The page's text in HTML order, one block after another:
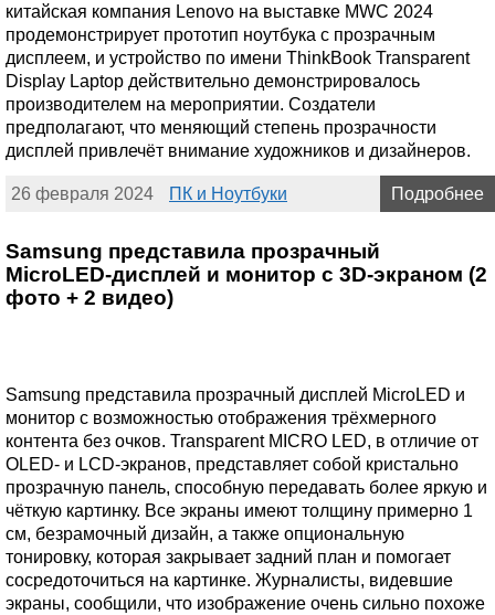
китайская компания Lenovo на выставке MWC 2024
продемонстрирует прототип ноутбука с прозрачным
дисплеем, и устройство по имени ThinkBook Transparent
Display Laptop действительно демонстрировалось
производителем на мероприятии. Создатели
предполагают, что меняющий степень прозрачности
дисплей привлечёт внимание художников и дизайнеров.
26 февраля 2024 ПК и Ноутбуки Подробнее
Samsung представила прозрачный
MicroLED-дисплей и монитор с 3D-экраном (2
фото + 2 видео)
Samsung представила прозрачный дисплей MicroLED и
монитор с возможностью отображения трёхмерного
контента без очков. Transparent MICRO LED, в отличие от
OLED- и LCD-экранов, представляет собой кристально
прозрачную панель, способную передавать более яркую и
чёткую картинку. Все экраны имеют толщину примерно 1
см, безрамочный дизайн, а также опциональную
тонировку, которая закрывает задний план и помогает
сосредоточиться на картинке. Журналисты, видевшие
экраны, сообщили, что изображение очень сильно похоже